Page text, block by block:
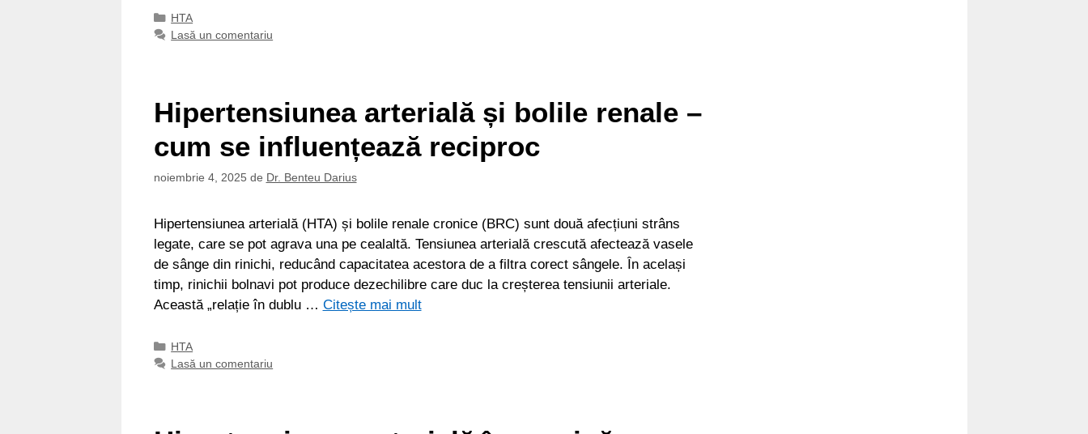
Categorii
HTA
Lasă un comentariu
Hipertensiunea arterială și bolile renale –
cum se influențează reciproc
noiembrie 4, 2025 de Dr. Benteu Darius
Hipertensiunea arterială (HTA) și bolile renale cronice (BRC) sunt două afecțiuni strâns
legate, care se pot agrava una pe cealaltă. Tensiunea arterială crescută afectează vasele
de sânge din rinichi, reducând capacitatea acestora de a filtra corect sângele. În același
timp, rinichii bolnavi pot produce dezechilibre care duc la creșterea tensiunii arteriale.
Această „relație în dublu … Citește mai mult
Categorii
HTA
Lasă un comentariu